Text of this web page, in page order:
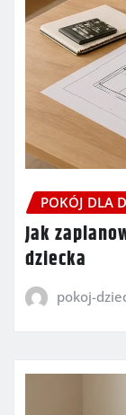
POKÓJ DLA
Jak
dziecka
pokoj-